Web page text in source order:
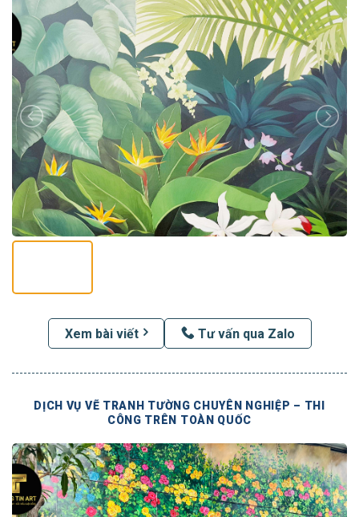
Xem bài viết Tư vấn qua Zalo
DỊCH VỤ VẼ TRANH TƯỜNG CHUYÊN NGHIỆP – THI
CÔNG TRÊN TOÀN QUỐC